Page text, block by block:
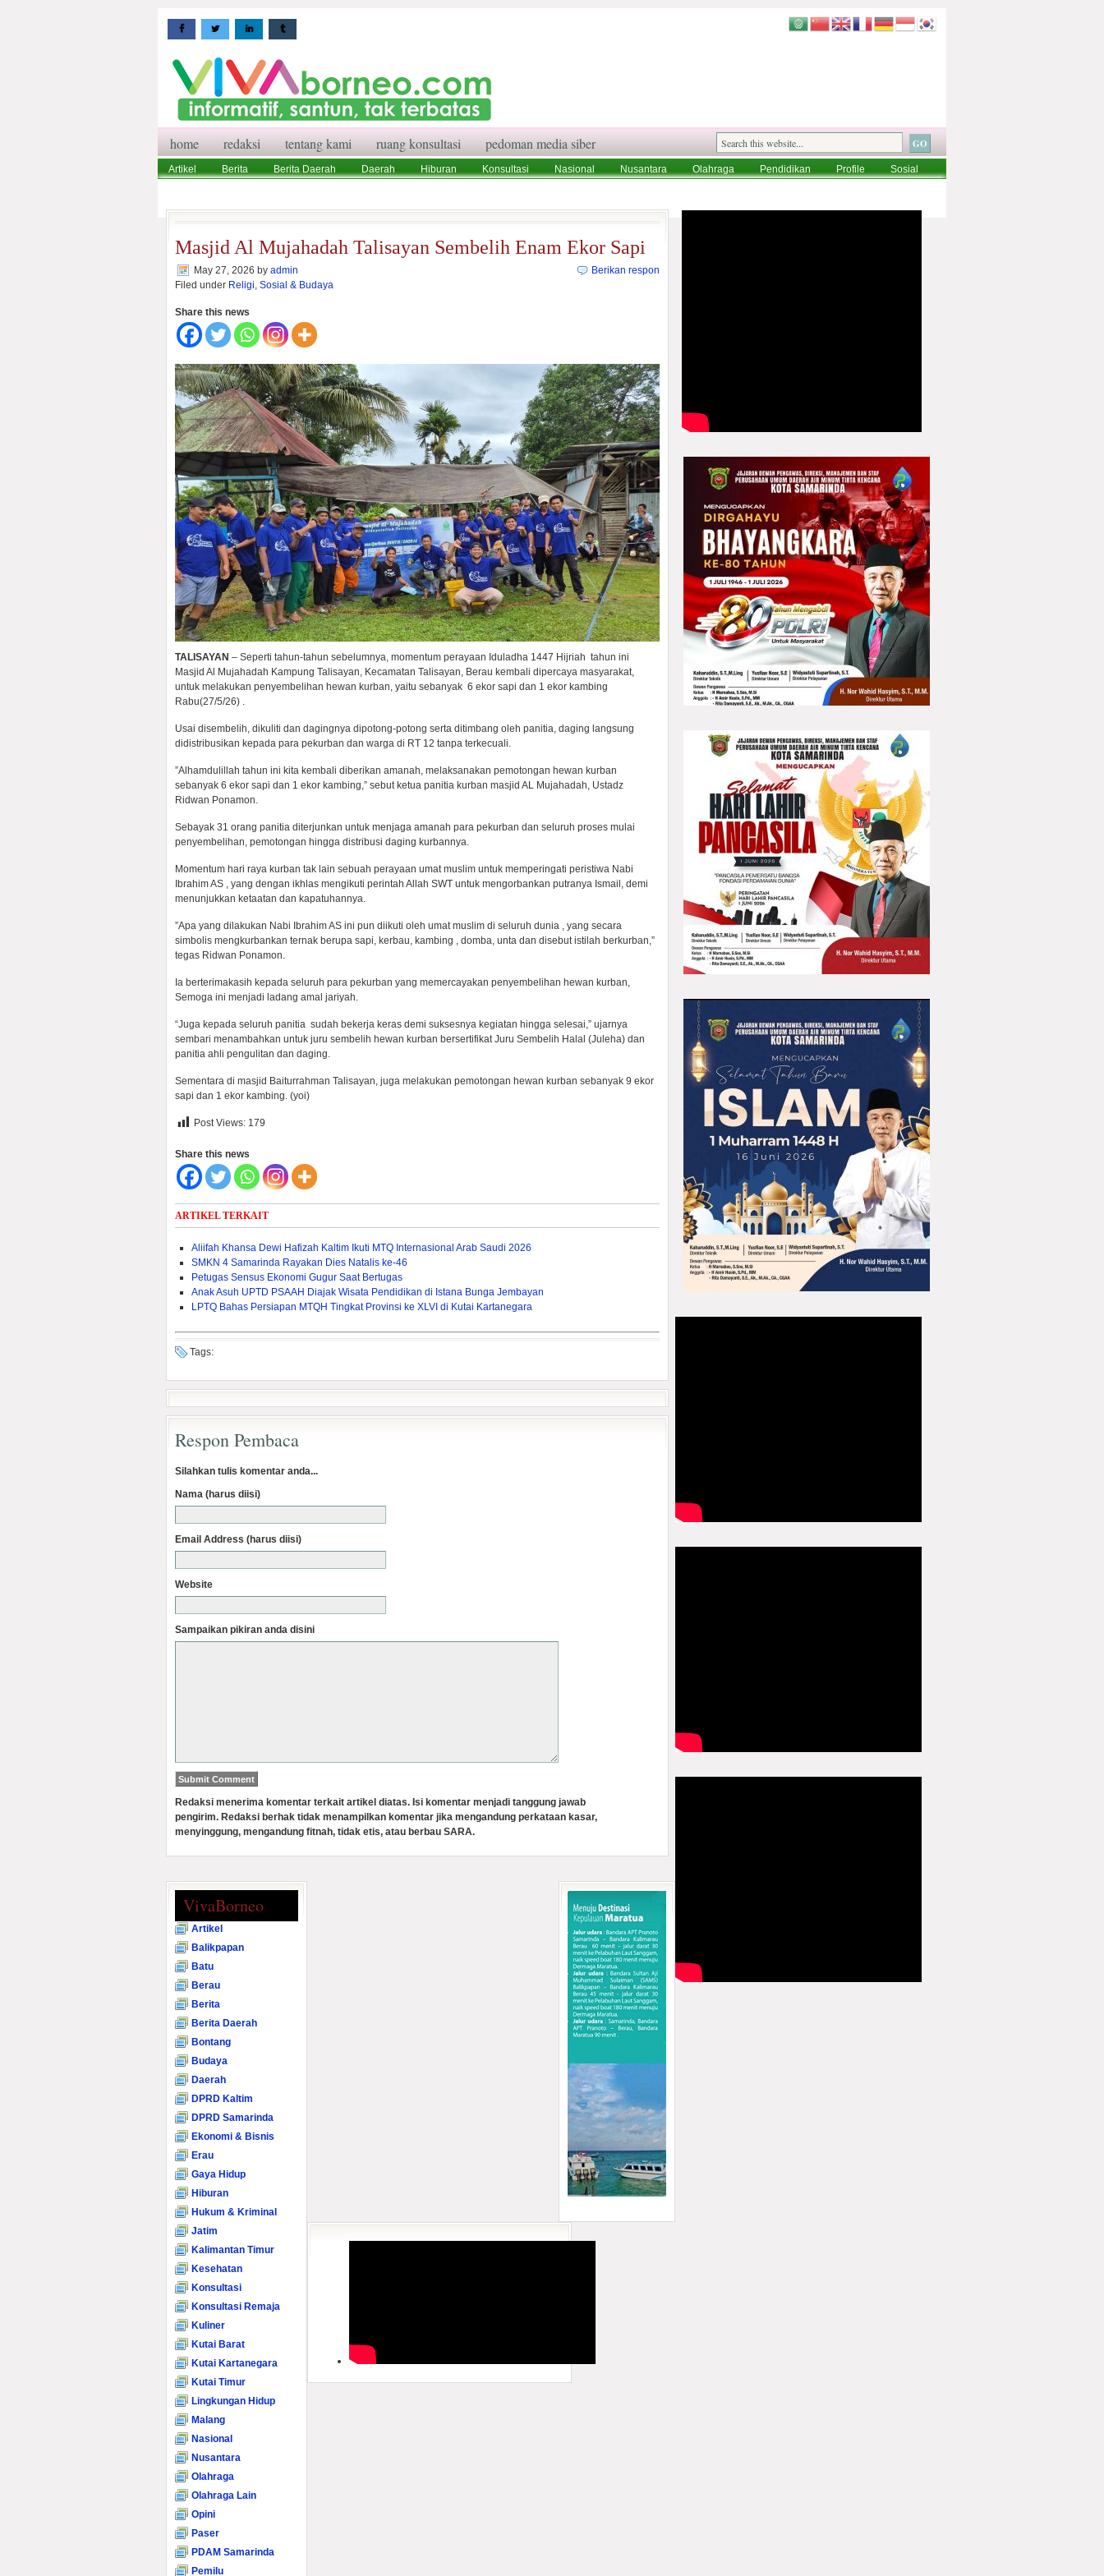
home redaksi tentang kami ruang konsultasi pedoman media siber
Artikel Berita Berita Daerah Daerah Hiburan Konsultasi Nasional Nusantara Olahraga Pendidikan Profile
Sosial
Masjid Al Mujahadah Talisayan Sembelih Enam Ekor Sapi
May 27, 2026 by admin
Filed under Religi, Sosial & Budaya
Berikan respon
Share this news
TALISAYAN – Seperti tahun-tahun sebelumnya, momentum perayaan Iduladha 1447 Hijriah tahun ini
Masjid Al Mujahadah Kampung Talisayan, Kecamatan Talisayan, Berau kembali dipercaya masyarakat,
untuk melakukan penyembelihan hewan kurban, yaitu sebanyak 6 ekor sapi dan 1 ekor kambing
Rabu(27/5/26) .
‎Usai disembelih, dikuliti dan dagingnya dipotong-potong serta ditimbang oleh panitia, daging langsung
didistribusikan kepada para pekurban dan warga di RT 12 tanpa terkecuali.
‎”Alhamdulillah tahun ini kita kembali diberikan amanah, melaksanakan pemotongan hewan kurban
sebanyak 6 ekor sapi dan 1 ekor kambing,” sebut ketua panitia kurban masjid AL Mujahadah, Ustadz
Ridwan Ponamon.
‎Sebayak 31 orang panitia diterjunkan untuk menjaga amanah para pekurban dan seluruh proses mulai
penyembelihan, pemotongan hingga distribusi daging kurbannya.
‎Momentum hari raya kurban tak lain sebuah perayaan umat muslim untuk memperingati peristiwa Nabi
Ibrahim AS , yang dengan ikhlas mengikuti perintah Allah SWT untuk mengorbankan putranya Ismail, demi
menunjukkan ketaatan dan kapatuhannya.
‎”Apa yang dilakukan Nabi Ibrahim AS ini pun diikuti oleh umat muslim di seluruh dunia , yang secara
simbolis mengkurbankan ternak berupa sapi, kerbau, kambing , domba, unta dan disebut istilah berkurban,”
tegas Ridwan Ponamon.
‎Ia berterimakasih kepada seluruh para pekurban yang memercayakan penyembelihan hewan kurban,
Semoga ini menjadi ladang amal jariyah.
“Juga kepada seluruh panitia sudah bekerja keras demi suksesnya kegiatan hingga selesai,” ujarnya
sembari menambahkan untuk juru sembelih hewan kurban bersertifikat Juru Sembelih Halal (Juleha) dan
panitia ahli pengulitan dan daging.
‎Sementara di masjid Baiturrahman Talisayan, juga melakukan pemotongan hewan kurban sebanyak 9 ekor
sapi dan 1 ekor kambing. (yoi)
Post Views: 179
Share this news
ARTIKEL TERKAIT
Aliifah Khansa Dewi Hafizah Kaltim Ikuti MTQ Internasional Arab Saudi 2026
SMKN 4 Samarinda Rayakan Dies Natalis ke-46
Petugas Sensus Ekonomi Gugur Saat Bertugas
Anak Asuh UPTD PSAAH Diajak Wisata Pendidikan di Istana Bunga Jembayan
LPTQ Bahas Persiapan MTQH Tingkat Provinsi ke XLVI di Kutai Kartanegara
Tags:
Respon Pembaca
Silahkan tulis komentar anda...
Nama (harus diisi)
Email Address (harus diisi)
Website
Sampaikan pikiran anda disini
Redaksi menerima komentar terkait artikel diatas. Isi komentar menjadi tanggung jawab
pengirim. Redaksi berhak tidak menampilkan komentar jika mengandung perkataan kasar,
menyinggung, mengandung fitnah, tidak etis, atau berbau SARA.
VivaBorneo
Artikel
Balikpapan
Batu
Berau
Berita
Berita Daerah
Bontang
Budaya
Daerah
DPRD Kaltim
DPRD Samarinda
Ekonomi & Bisnis
Erau
Gaya Hidup
Hiburan
Hukum & Kriminal
Jatim
Kalimantan Timur
Kesehatan
Konsultasi
Konsultasi Remaja
Kuliner
Kutai Barat
Kutai Kartanegara
Kutai Timur
Lingkungan Hidup
Malang
Nasional
Nusantara
Olahraga
Olahraga Lain
Opini
Paser
PDAM Samarinda
Pemilu